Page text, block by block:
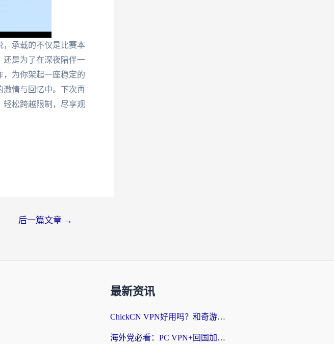
，承载的不仅是比赛本
还是为了在深夜陪伴一
，为你架起一座稳定的
激情与回忆中。下次再
轻松跨越限制，尽享观
后一篇文章 →
最新资讯
ChickCN VPN好用吗？和奇游手游VPN对比哪个回国效果更好？海外党亲测实用指南
海外党必看：PC VPN+回国加速器怎么选？无缝访问国内资源全攻略